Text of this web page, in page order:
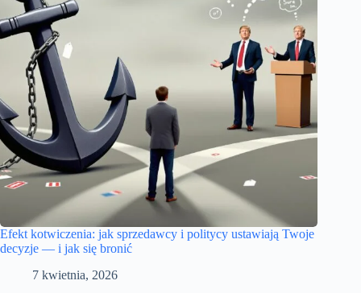
Efekt kotwiczenia: jak sprzedawcy i politycy ustawiają Twoje
decyzje — i jak się bronić
7 kwietnia, 2026